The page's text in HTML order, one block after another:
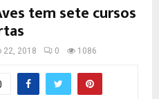
tem sete cursos
22, 2018 0 1086